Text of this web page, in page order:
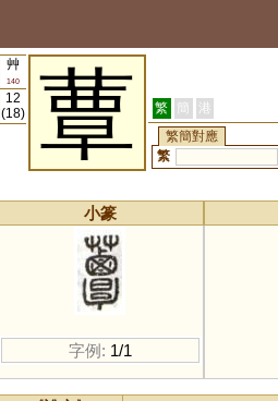
艸
140
12
(18)
蕈 繁 簡 港
繁簡對應
繁
小篆
字例: 1/1